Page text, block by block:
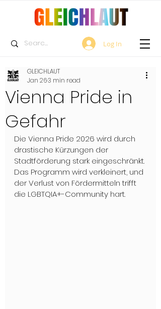
Log In
Vienna Pride in
Gefahr
GLEICHLAUT
Jan 263 min read
Die Vienna Pride 2026 wird durch
drastische Kürzungen der
Stadtförderung stark eingeschränkt.
Das Programm wird verkleinert, und
der Verlust von Fördermitteln trifft
die LGBTQIA+-Community hart.